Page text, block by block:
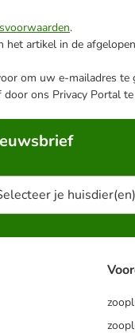
.
het artikel in de
om uw e-mailadres
ons Privacy Portal
je huisdier(en)